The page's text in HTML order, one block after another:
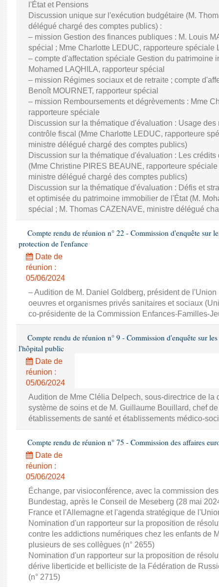
l'État et Pensions
Discussion unique sur l'exécution budgétaire (M.
délégué chargé des comptes publics) :
– mission Gestion des finances publiques : M. Louis
spécial ; Mme Charlotte LEDUC, rapporteure spéciale
– compte d'affectation spéciale Gestion du patrimoine
Mohamed LAQHILA, rapporteur spécial
– mission Régimes sociaux et de retraite ; compte
Benoît MOURNET, rapporteur spécial
– mission Remboursements et dégrèvements : Mme
rapporteure spéciale
Discussion sur la thématique d'évaluation : Usage
contrôle fiscal (Mme Charlotte LEDUC, rapporteure
ministre délégué chargé des comptes publics)
Discussion sur la thématique d'évaluation : Les
(Mme Christine PIRES BEAUNE, rapporteure
ministre délégué chargé des comptes publics)
Discussion sur la thématique d'évaluation : Défis et
et optimisée du patrimoine immobilier de l'État (M.
spécial ; M. Thomas CAZENAVE, ministre délégué
Compte rendu de réunion n° 22 - Commission d'enquête sur
protection de l'enfance
Date de
réunion :
05/06/2024
– Audition de M. Daniel Goldberg, président de
oeuvres et organismes privés sanitaires et sociaux
co-présidente de la Commission Enfances-Familles-
Compte rendu de réunion n° 9 - Commission d'enquête sur
l'hôpital public
Date de
réunion :
05/06/2024
Audition de Mme Clélia Delpech, sous-directrice de la
système de soins et de M. Guillaume Bouillard, chef
établissements de santé et établissements médico-
Compte rendu de réunion n° 75 - Commission des affaires
Date de
réunion :
05/06/2024
Échange, par visioconférence, avec la commission
Bundestag, après le Conseil de Meseberg (28 mai
France et l'Allemagne et l'agenda stratégique de
Nomination d'un rapporteur sur la proposition de
contre les addictions numériques chez les enfants de
plusieurs de ses collègues (n° 2655)
Nomination d'un rapporteur sur la proposition de
dérive liberticide et belliciste de la Fédération de
(n° 2715)